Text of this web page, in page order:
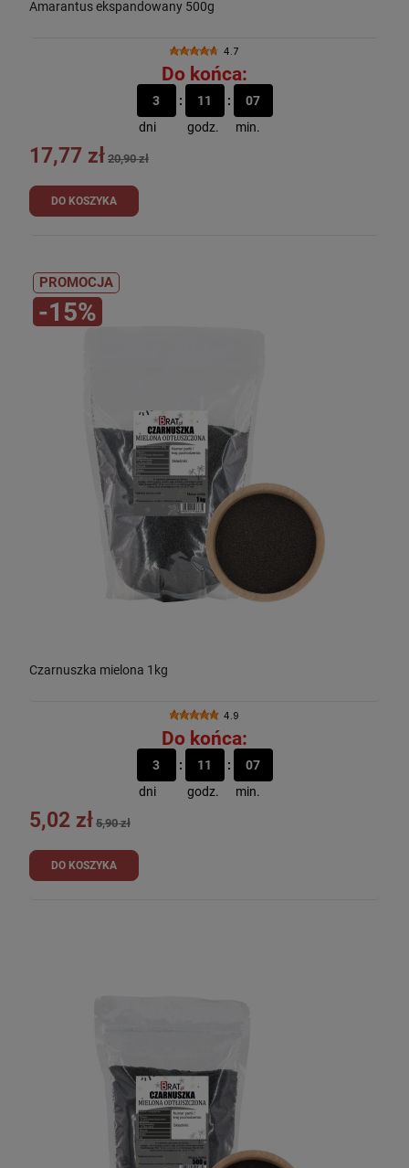
Amarantus ekspandowany 500g
4.7
Do końca:
3
dni
11
godz.
07
min.
17,77 zł 20,90 zł
DO KOSZYKA
Czarnuszka mielona 1kg
4.9
Do końca:
3
dni
11
godz.
07
min.
5,02 zł 5,90 zł
DO KOSZYKA
PROMOCJA
-15%